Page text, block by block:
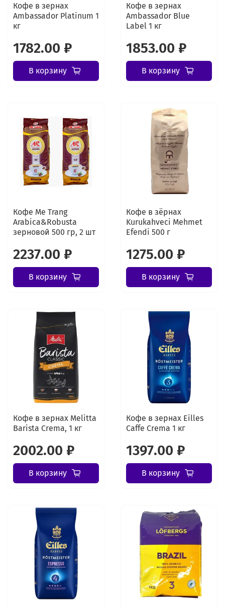
Кофе в зернах
Ambassador Platinum 1
кг
1782.00 ₽
В корзину
Кофе в зернах
Ambassador Blue
Label 1 кг
1853.00 ₽
В корзину
Кофе Me Trang
Arabica&Robusta
зерновой 500 гр, 2 шт
2237.00 ₽
В корзину
Кофе в зёрнах
Kurukahveci Mehmet
Efendi 500 г
1275.00 ₽
В корзину
Кофе в зернах Melitta
Barista Crema, 1 кг
2002.00 ₽
В корзину
Кофе в зернах Eilles
Caffe Crema 1 кг
1397.00 ₽
В корзину